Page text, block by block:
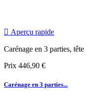
 Aperçu rapide
Carénage en 3 parties,
Prix 446,90 €
Carénage en 3 parties...